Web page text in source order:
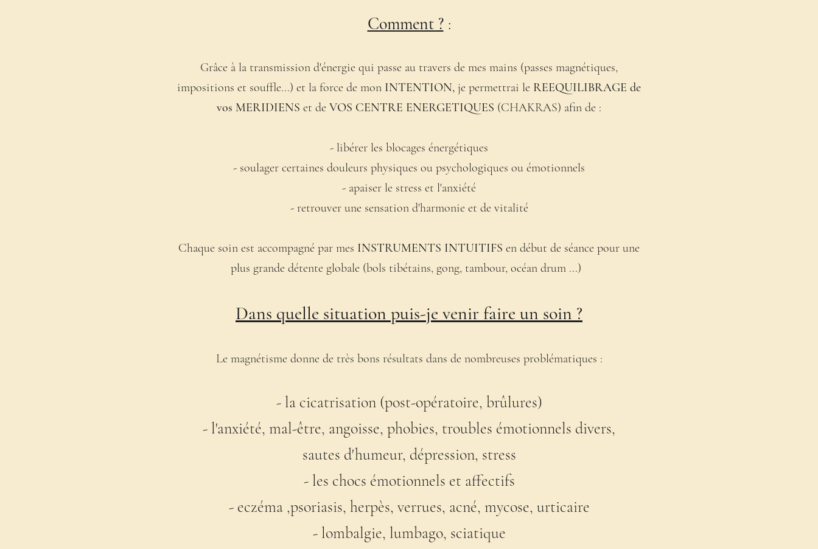
Comment ?:
Grâce à la transmission d'énergie qui passe au travers de mes mains (passes magnétiques,
impositions et souffle...) et la force de mon INTENTION, je permettrai le REEQUILIBRAGE de
vos MERIDIENS et de VOS CENTRE ENERGETIQUES (CHAKRAS) afin de :
- libérer les blocages énergétiques
- soulager certaines douleurs physiques ou psychologiques ou émotionnels
- apaiser le stress et l'anxiété
- retrouver une sensation d'harmonie et de vitalité
Chaque soin est accompagné par mes INSTRUMENTS INTUITIFS en début de séance pour une
plus grande détente globale (bols tibétains, gong, tambour, océan drum ...)
Dans quelle situation puis-je venir faire un soin ?
Le magnétisme donne de très bons résultats dans de nombreuses problématiques :
- la cicatrisation (post-opératoire, brûlures)
- l'anxiété, mal-être, angoisse, phobies, troubles émotionnels divers,
sautes d'humeur, dépression, stress
- les chocs émotionnels et affectifs
- eczéma ,psoriasis, herpès, verrues, acné, mycose, urticaire
- lombalgie, lumbago, sciatique